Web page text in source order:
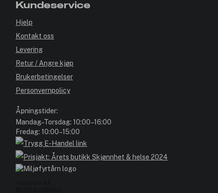
Kundeservice
Hjelp
Kontakt oss
Levering
Retur / Angre kjøp
Brukerbetingelser
Personvernpolicy
Åpningstider:
Mandag–Torsdag: 10:00–16:00
Fredag: 10:00–15:00